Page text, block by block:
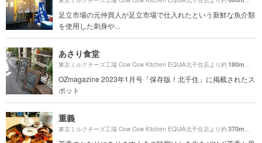
足立市場の元仲買人が足立市場で仕入れたという新鮮な魚介類
を使用した刺身や...
あさり食堂
東京ミルクチーズ工場 Cow Cow Kitchen EQUiA北千住店より約180m
OZmagazine 2023年1月号「保存版！北千住」に掲載されたス
ポット
重義
東京ミルクチーズ工場 Cow Cow Kitchen EQUiA北千住店より約370m